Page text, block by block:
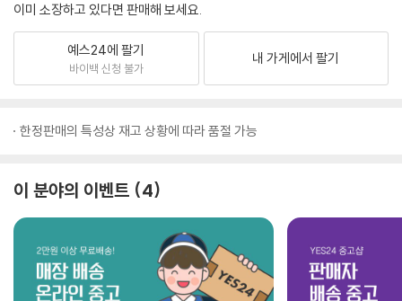
이미 소장하고 있다면 판매해 보세요.
예스24에 팔기
바이백 신청 불가
내 가게에서 팔기
한정판매의 특성상 재고 상황에 따라 품절 가능
이 분야의 이벤트 4